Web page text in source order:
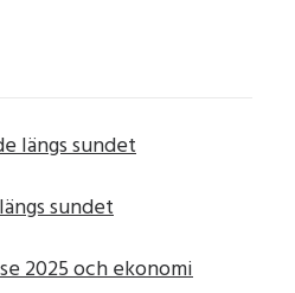
längs sundet
sundet
2025 och ekonomi